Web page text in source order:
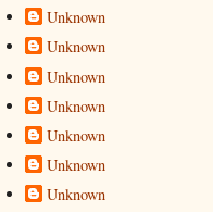
Unknown
Unknown
Unknown
Unknown
Unknown
Unknown
Unknown